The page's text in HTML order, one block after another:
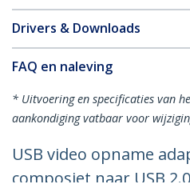
Drivers & Downloads
FAQ en naleving
* Uitvoering en specificaties van
aankondiging vatbaar voor
USB video opname
composiet naar USB